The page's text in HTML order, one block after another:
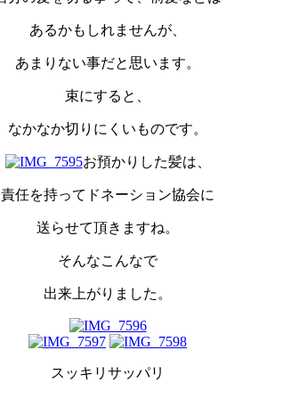
あるかもしれませんが、
あまりない事だと思います。
束にすると、
なかなか切りにくいものです。
お預かりした髪は、
責任を持ってドネーション協会に
送らせて頂きますね。
そんなこんなで
出来上がりました。
スッキリサッパリ